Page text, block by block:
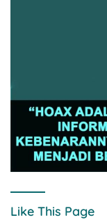
Like This Page